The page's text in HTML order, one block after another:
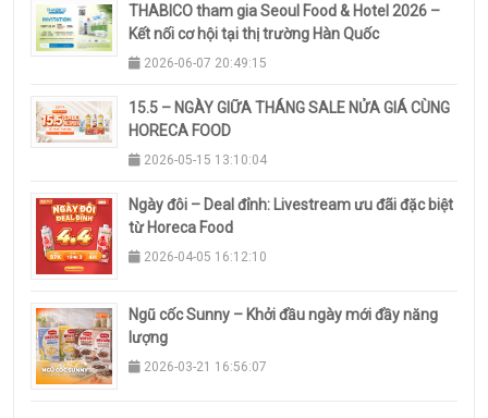
THABICO tham gia Seoul Food & Hotel 2026 –
Kết nối cơ hội tại thị trường Hàn Quốc
2026-06-07 20:49:15
15.5 – NGÀY GIỮA THÁNG SALE NỬA GIÁ CÙNG
HORECA FOOD
2026-05-15 13:10:04
Ngày đôi – Deal đỉnh: Livestream ưu đãi đặc biệt
từ Horeca Food
2026-04-05 16:12:10
Ngũ cốc Sunny – Khởi đầu ngày mới đầy năng
lượng
2026-03-21 16:56:07